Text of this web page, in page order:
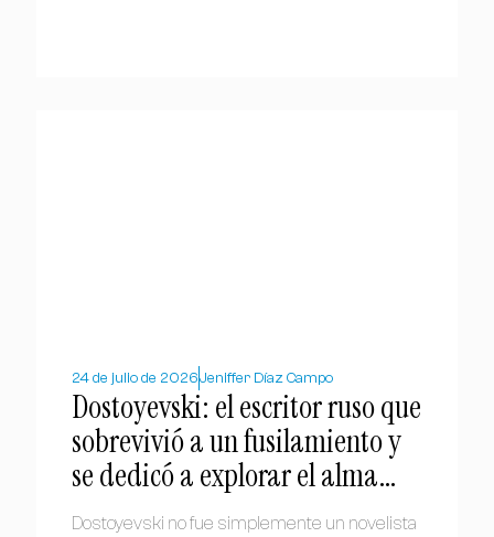
24 de julio de 2026Jeniffer Díaz Campo
Dostoyevski: el escritor ruso que
sobrevivió a un fusilamiento y
se dedicó a explorar el alma
humana
Dostoyevski no fue simplemente un novelista